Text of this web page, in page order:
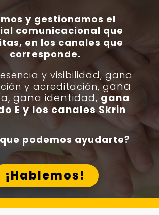
y gestionamos el
comunicacional que
en los canales que
corresponde.
y visibilidad, gana
y acreditación, gana
gana identidad, gana
E y los canales Skrin
podemos ayudarte?
¡Hablemos!